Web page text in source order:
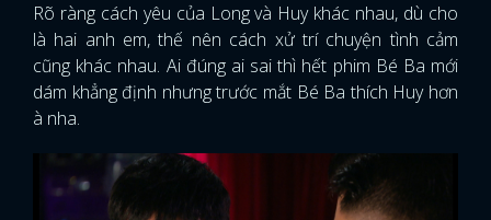
Rõ ràng cách yêu của Long và Huy khác nhau, dù cho
là hai anh em, thế nên cách xử trí chuyện tình cảm
cũng khác nhau. Ai đúng ai sai thì hết phim Bé Ba mới
dám khẳng định nhưng trước mắt Bé Ba thích Huy hơn
à nha.